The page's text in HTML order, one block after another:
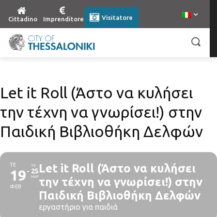
Cittadino Imprenditore Visitatore
Let it Roll (Άστο να κυλήσει
την τέχνη να γνωρίσει!) στην
Παιδική Βιβλιοθήκη Δελφών
ΤΕ
19
ΦΕΒ
ΤΕ
25
ΜΑΡ
Let it Roll (Άστο να κυλήσει
την τέχνη να γνωρίσει!) στην
Παιδική Βιβλιοθήκη Δελφών
εργαστήριο για παιδιά